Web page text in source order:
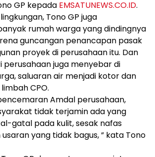
GP kepada EMSATUNEWS.CO.ID.
Tono GP juga
rumah warga yang dindingnya
guncangan penancapan pasak
proyek di perusahaan itu. Dan
juga menyebar di
saluaran air menjadi kotor dan
CPO.
Amdal perusahaan,
tidak terjamin ada yang
gatal pada kulit, sesak nafas
yang tidak bagus, ” kata Tono